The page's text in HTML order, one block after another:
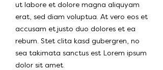
ut labore et dolore magna aliquyam
erat, sed diam voluptua. At vero eos et
accusam et justo duo dolores et ea
rebum. Stet clita kasd gubergren, no
sea takimata sanctus est Lorem ipsum
dolor sit amet.